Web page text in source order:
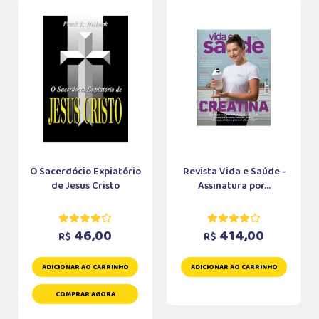
O Sacerdócio Expiatório
de Jesus Cristo
R$ 46,00
ADICIONAR AO CARRINHO
COMPRAR AGORA
Revista Vida e Saúde -
Assinatura por...
R$ 414,00
ADICIONAR AO CARRINHO